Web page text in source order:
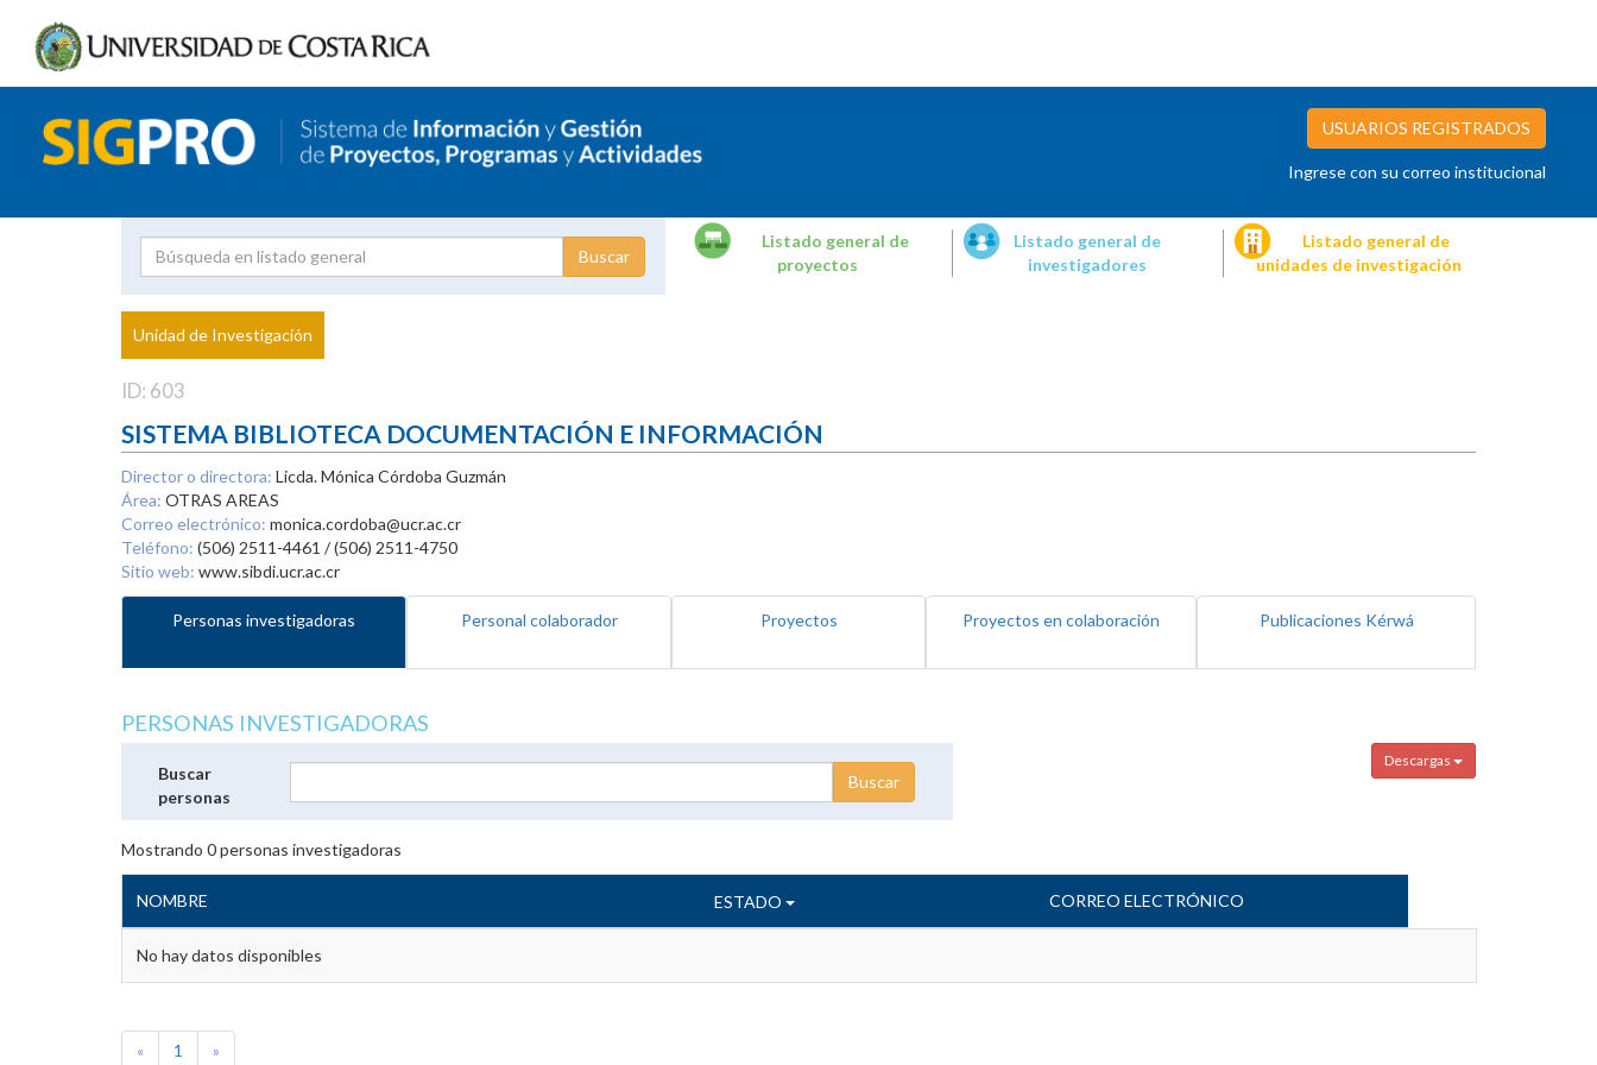
USUARIOS REGISTRADOS
Ingrese con su correo institucional
Proyecto
Investigador
Listado general de
proyectos
Listado general de
investigadores
Listado general de
unidades de investigación
Unidad de Investigación
ID: 603
SISTEMA BIBLIOTECA DOCUMENTACIÓN E INFORMACIÓN
Director o directora: Licda. Mónica Córdoba Guzmán
Área: OTRAS AREAS
Correo electrónico: monica.cordoba@ucr.ac.cr
Teléfono: (506) 2511-4461 / (506) 2511-4750
Sitio web: www.sibdi.ucr.ac.cr
Personas investigadoras Personal colaborador Proyectos Proyectos en colaboración Publicaciones Kérwá
PERSONAS INVESTIGADORAS
Descargas
Buscar
personas
Mostrando 0personas investigadoras
NOMBRE ESTADO CORREO ELECTRÓNICO
No hay datos disponibles
« 1 »